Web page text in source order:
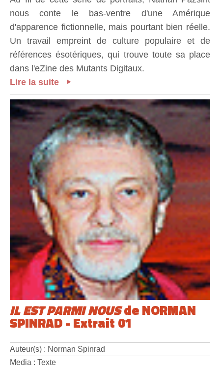
nous conte le bas-ventre d'une Amérique
d'apparence fictionnelle, mais pourtant bien réelle.
Un travail empreint de culture populaire et de
références ésotériques, qui trouve toute sa place
dans l'eZine des Mutants Digitaux.
Lire la suite
IL EST PARMI NOUSde NORMAN
SPINRAD - Extrait 01
Auteur(s) : Norman Spinrad
Media : Texte